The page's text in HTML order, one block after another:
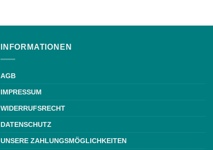
INFORMATIONEN
AGB
IMPRESSUM
WIDERRUFSRECHT
DATENSCHUTZ
UNSERE ZAHLUNGSMÖGLICHKEITEN